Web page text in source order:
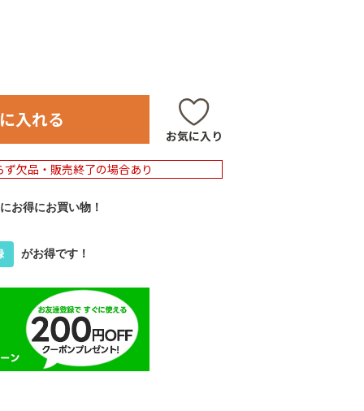
入れる
お気に入り
欠品・販売終了の場合あり
お得にお買い物！
がお得です！